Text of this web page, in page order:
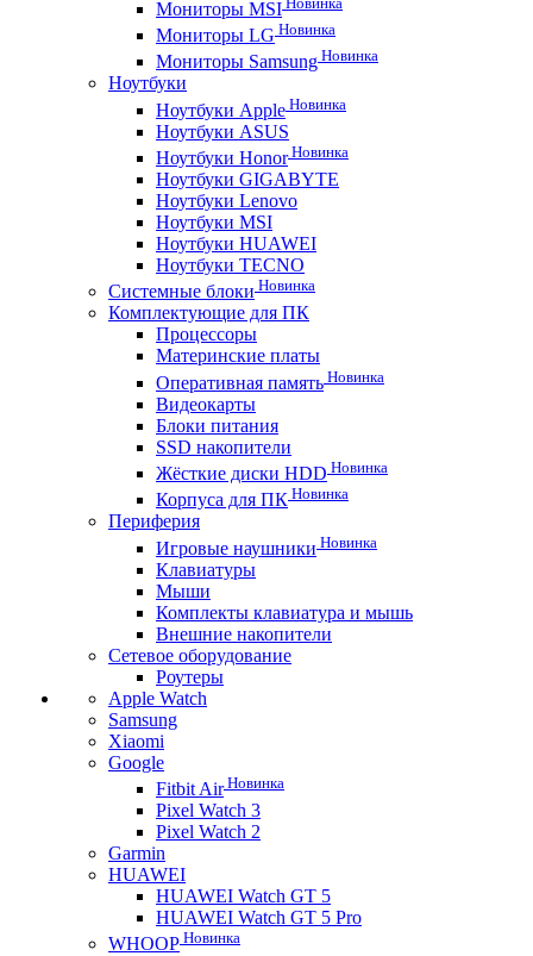
Мониторы MSI
Мониторы LG Новинка
Мониторы Samsung Новинка
Ноутбуки
Ноутбуки Apple Новинка
Ноутбуки ASUS
Ноутбуки HonorНовинка
Ноутбуки GIGABYTE
Ноутбуки Lenovo
Ноутбуки MSI
Ноутбуки HUAWEI
Ноутбуки TECNO
Системные блоки Новинка
Комплектующие для ПК
Процессоры
Материнские платы
Оперативная память Новинка
Видеокарты
Блоки питания
SSD накопители
Жёсткие диски HDD Новинка
Корпуса для ПК Новинка
Периферия
Игровые наушники Новинка
Клавиатуры
Мыши
Комплекты клавиатура и мышь
Внешние накопители
Сетевое оборудование
Роутеры
Apple Watch
Samsung
Xiaomi
Google
Fitbit AirНовинка
Pixel Watch 3
Pixel Watch 2
Garmin
HUAWEI
HUAWEI Watch GT 5
HUAWEI Watch GT 5 Pro
WHOOP Новинка